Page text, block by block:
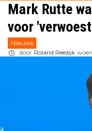
Mark Rutte
voor
Nieuws
door Roland Reedijk